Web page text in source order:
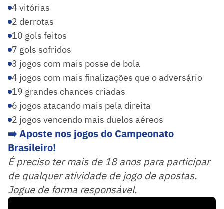
4 vitórias
2 derrotas
10 gols feitos
7 gols sofridos
3 jogos com mais posse de bola
4 jogos com mais finalizações que o adversário
19 grandes chances criadas
6 jogos atacando mais pela direita
2 jogos vencendo mais duelos aéreos
➡️ Aposte nos jogos do Campeonato
Brasileiro!
É preciso ter mais de 18 anos para participar
de qualquer atividade de jogo de apostas.
Jogue de forma responsável.